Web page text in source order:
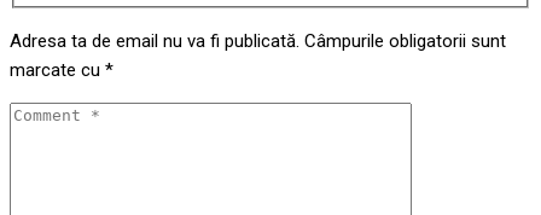
Adresa ta de email nu va fi publicată. Câmpurile obligatorii sunt
marcate cu *